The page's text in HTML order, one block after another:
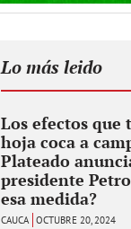
Lo más leido
Los efectos que
hoja coca a
Plateado
presidente
esa medida?
CAUCA OCTUBRE 20, 2024